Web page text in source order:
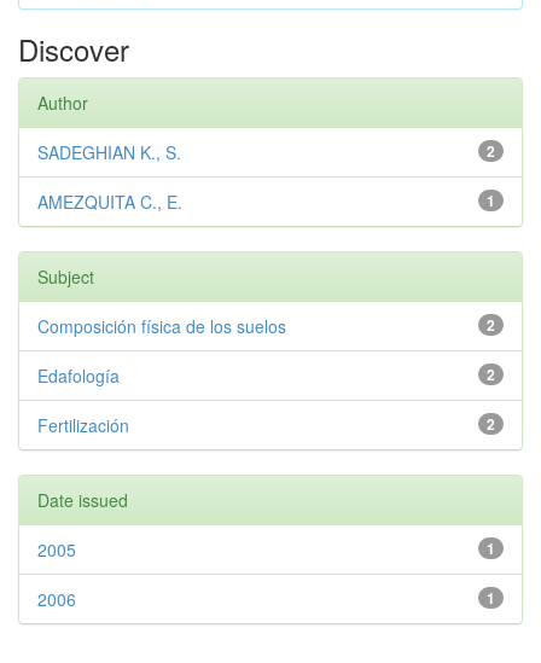
Discover
Author
2
SADEGHIAN K., S.
1
AMEZQUITA C., E.
Subject
2
Composición física de los suelos
2
Edafología
2
Fertilización
Date issued
1
2005
1
2006